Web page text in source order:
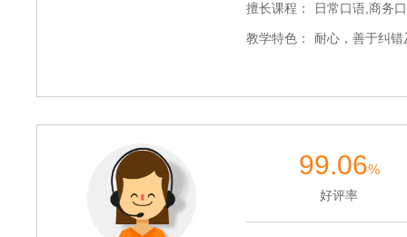
擅长课程： 日常口语,商务
教学特色： 耐心，善于纠
99.06%
好评率